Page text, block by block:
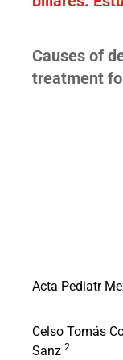
Causes of
treatment
Acta Pediatr
Celso Tomás
Sanz 2